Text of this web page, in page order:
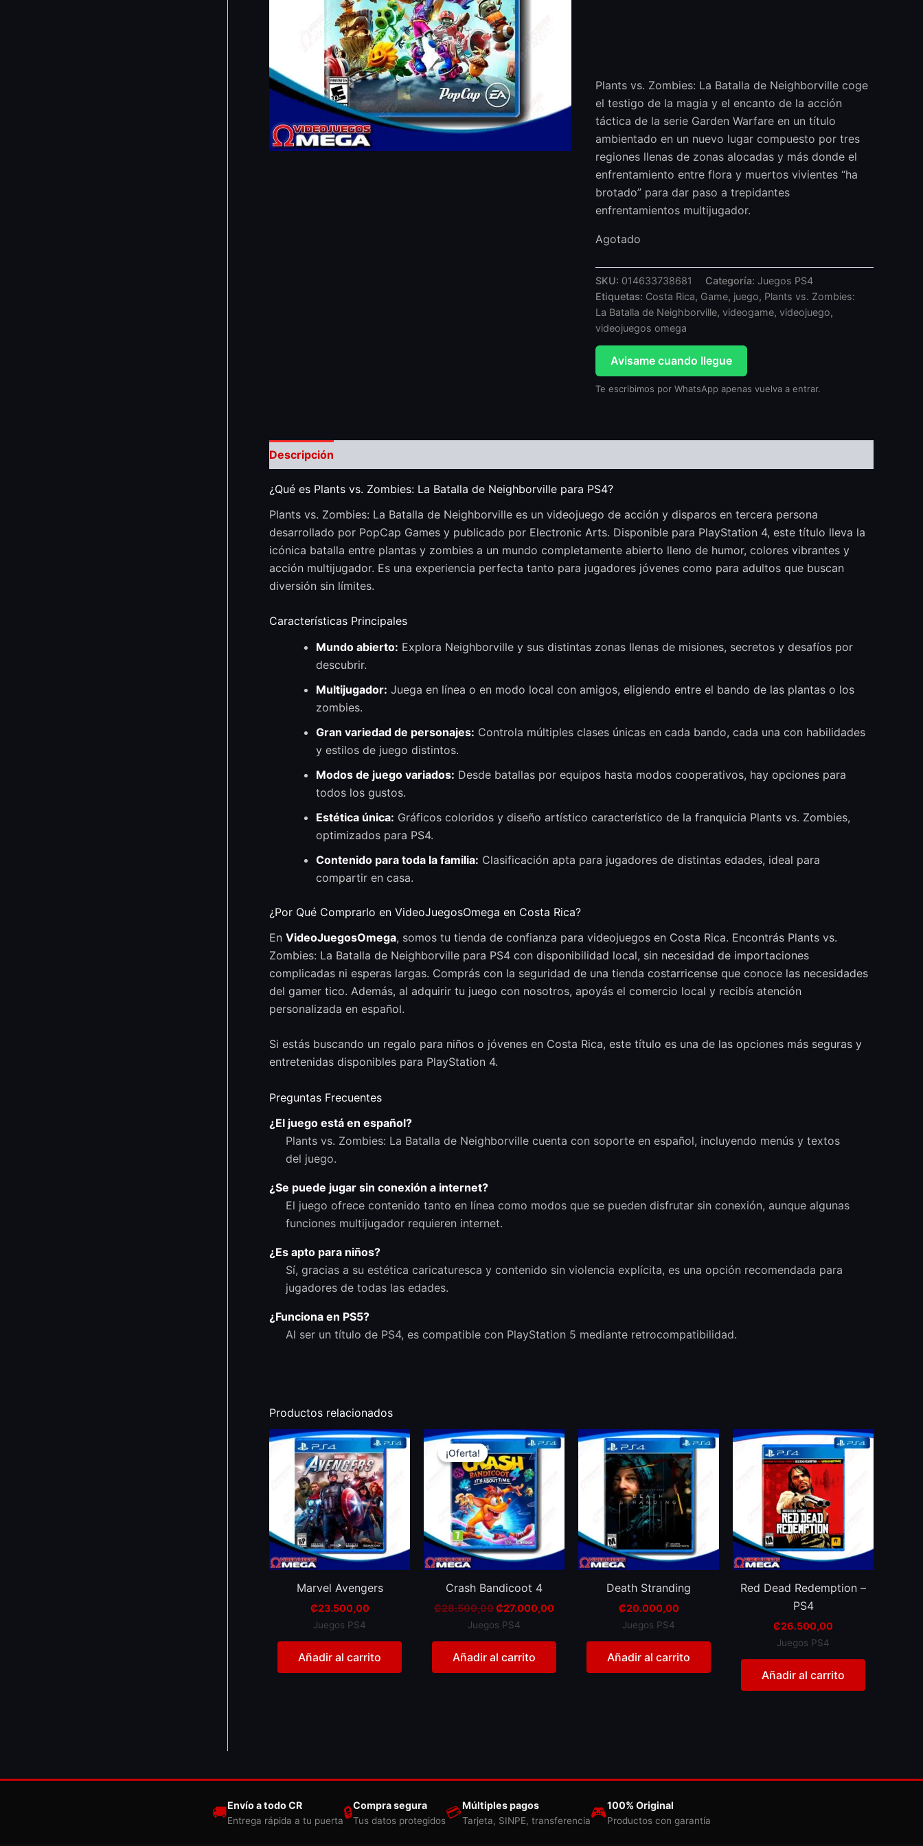
Plants vs. Zombies: La Batalla de Neighborville coge
el testigo de la magia y el encanto de la acción
táctica de la serie Garden Warfare en un título
ambientado en un nuevo lugar compuesto por tres
regiones llenas de zonas alocadas y más donde el
enfrentamiento entre flora y muertos vivientes “ha
brotado” para dar paso a trepidantes
enfrentamientos multijugador.
Agotado
SKU: 014633738681 Categoría:Juegos PS4
Etiquetas: Costa Rica, Game, juego, Plants vs. Zombies:
La Batalla de Neighborville,videogame,videojuego,
videojuegos omega
Avisame cuando llegue
Te escribimos por WhatsApp apenas vuelva a entrar.
Descripción
¿Qué es Plants vs. Zombies: La Batalla de Neighborville para PS4?
Plants vs. Zombies: La Batalla de Neighborville es un videojuego de acción y disparos en tercera persona
desarrollado por PopCap Games y publicado por Electronic Arts. Disponible para PlayStation 4, este título lleva la
icónica batalla entre plantas y zombies a un mundo completamente abierto lleno de humor, colores vibrantes y
acción multijugador. Es una experiencia perfecta tanto para jugadores jóvenes como para adultos que buscan
diversión sin límites.
Características Principales
Mundo abierto: Explora Neighborville y sus distintas zonas llenas de misiones, secretos y desafíos por
descubrir.
Multijugador: Juega en línea o en modo local con amigos, eligiendo entre el bando de las plantas o los
zombies.
Gran variedad de personajes: Controla múltiples clases únicas en cada bando, cada una con habilidades
y estilos de juego distintos.
Modos de juego variados: Desde batallas por equipos hasta modos cooperativos, hay opciones para
todos los gustos.
Estética única: Gráficos coloridos y diseño artístico característico de la franquicia Plants vs. Zombies,
optimizados para PS4.
Contenido para toda la familia: Clasificación apta para jugadores de distintas edades, ideal para
compartir en casa.
¿Por Qué Comprarlo en VideoJuegosOmega en Costa Rica?
En VideoJuegosOmega, somos tu tienda de confianza para videojuegos en Costa Rica. Encontrás Plants vs.
Zombies: La Batalla de Neighborville para PS4 con disponibilidad local, sin necesidad de importaciones
complicadas ni esperas largas. Comprás con la seguridad de una tienda costarricense que conoce las necesidades
del gamer tico. Además, al adquirir tu juego con nosotros, apoyás el comercio local y recibís atención
personalizada en español.
Si estás buscando un regalo para niños o jóvenes en Costa Rica, este título es una de las opciones más seguras y
entretenidas disponibles para PlayStation 4.
Preguntas Frecuentes
¿El juego está en español?
Plants vs. Zombies: La Batalla de Neighborville cuenta con soporte en español, incluyendo menús y textos
del juego.
¿Se puede jugar sin conexión a internet?
El juego ofrece contenido tanto en línea como modos que se pueden disfrutar sin conexión, aunque algunas
funciones multijugador requieren internet.
¿Es apto para niños?
Sí, gracias a su estética caricaturesca y contenido sin violencia explícita, es una opción recomendada para
jugadores de todas las edades.
¿Funciona en PS5?
Al ser un título de PS4, es compatible con PlayStation 5 mediante retrocompatibilidad.
Productos relacionados
Marvel Avengers
₡23.500,00
Juegos PS4
Añadir al carrito
¡Oferta!
¡Oferta!
Crash Bandicoot 4
₡28.500,00
El
precio
original
era:
.
₡28.500,00
₡27.000,00
El
precio
₡27.000,00
Juegos PS4
Añadir al carrito
Death Stranding
₡20.000,00
Juegos PS4
Añadir al carrito
Red Dead Redemption –
PS4
₡26.500,00
Juegos PS4
Añadir al carrito
🚚Envío a todo CR
Entrega rápida a tu puerta🔒Compra segura
Tus datos protegidos💳Múltiples pagos
Tarjeta, SINPE, transferencia🎮100% Original
Productos con garantía